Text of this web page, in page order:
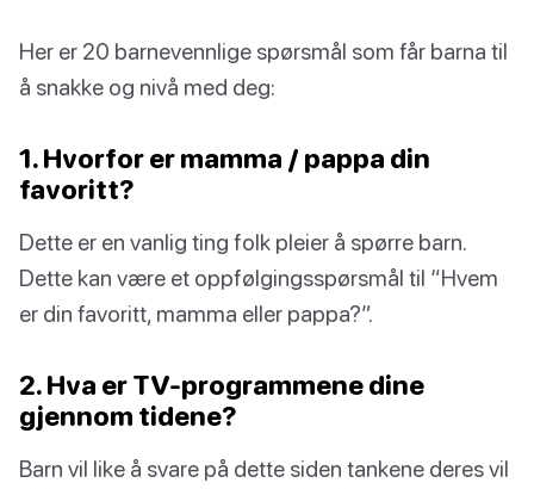
Her er 20 barnevennlige spørsmål som får barna til
å snakke og nivå med deg:
1. Hvorfor er mamma / pappa din
favoritt?
Dette er en vanlig ting folk pleier å spørre barn.
Dette kan være et oppfølgingsspørsmål til “Hvem
er din favoritt, mamma eller pappa?”.
2. Hva er TV-programmene dine
gjennom tidene?
Barn vil like å svare på dette siden tankene deres vil